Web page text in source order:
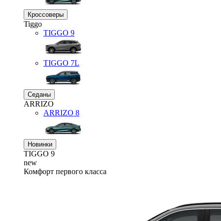
Кроссоверы
Tiggo
TIGGO 9
TIGGO 7L
Седаны
ARRIZO
ARRIZO 8
Новинки
TIGGO 9
new
Комфорт первого класса